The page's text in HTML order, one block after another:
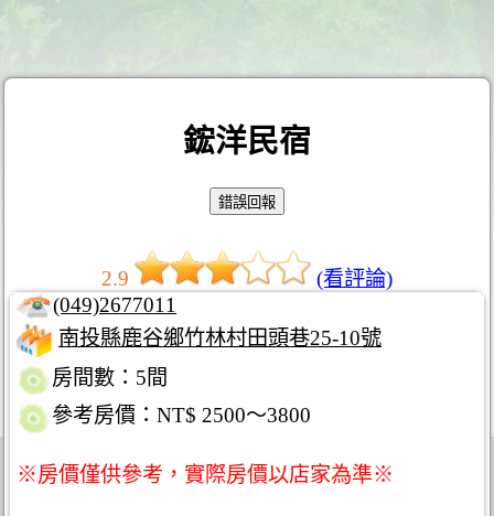
鋐洋民宿
2.9
(看評論)
(049)2677011
南投縣鹿谷鄉竹林村田頭巷25-10號
房間數：5間
參考房價：NT$ 2500～3800
※房價僅供參考，實際房價以店家為準※